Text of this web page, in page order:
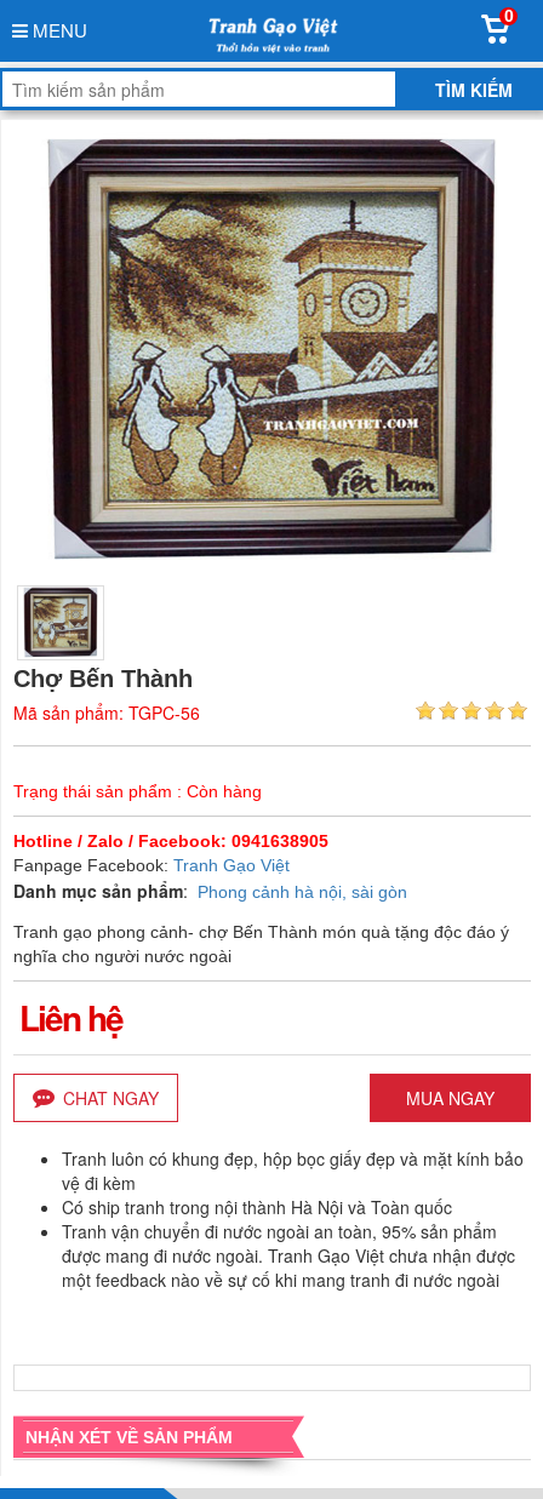
MENU
0
Chợ Bến Thành
Mã sản phẩm: TGPC-56
Trạng thái sản phẩm : Còn hàng
Hotline / Zalo / Facebook: 0941638905
Fanpage Facebook: Tranh Gạo Việt
Danh mục sản phẩm: Phong cảnh hà nội, sài gòn
Tranh gạo phong cảnh- chợ Bến Thành món quà tặng độc đáo ý
nghĩa cho người nước ngoài
Liên hệ
CHAT NGAY MUA NGAY
Tranh luôn có khung đẹp, hộp bọc giấy đẹp và mặt kính bảo
vệ đi kèm
Có ship tranh trong nội thành Hà Nội và Toàn quốc
Tranh vận chuyển đi nước ngoài an toàn, 95% sản phẩm
được mang đi nước ngoài. Tranh Gạo Việt chưa nhận được
một feedback nào về sự cố khi mang tranh đi nước ngoài
NHẬN XÉT VỀ SẢN PHẨM